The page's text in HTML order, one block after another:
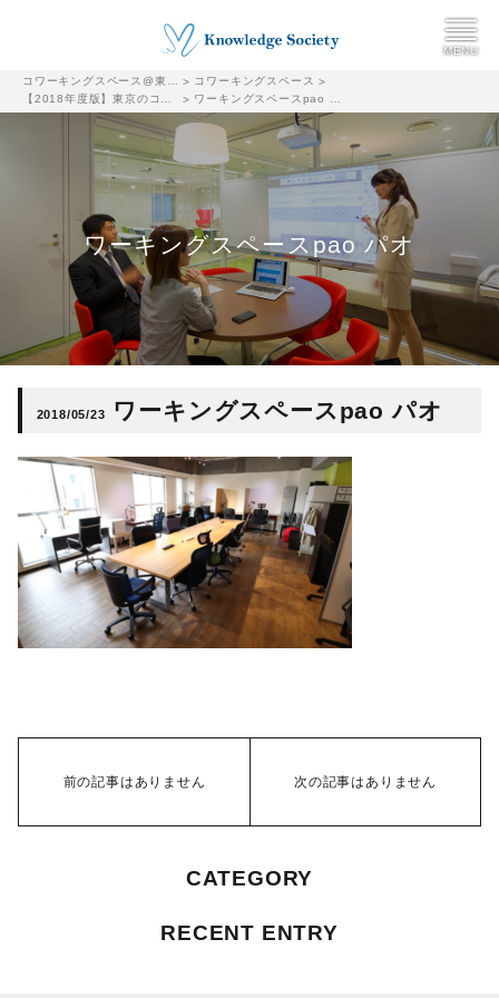
コワーキングスペース@東京都千代田区|ナレッジソサエティ > コワーキングスペース >
【2018年度版】東京のコワーキングスペースまとめ（149スペース掲載中）比較検討の参考にしてください
> ワーキングスペースpao パオ
ワーキングスペースpao パオ
2018/05/23 ワーキングスペースpao パオ
前の記事はありません 次の記事はありません
CATEGORY
RECENT ENTRY